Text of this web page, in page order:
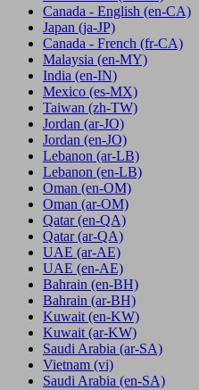
Canada - English (en-CA)
Japan (ja-JP)
Canada - French (fr-CA)
Malaysia (en-MY)
India (en-IN)
Mexico (es-MX)
Taiwan (zh-TW)
Jordan (ar-JO)
Jordan (en-JO)
Lebanon (ar-LB)
Lebanon (en-LB)
Oman (en-OM)
Oman (ar-OM)
Qatar (en-QA)
Qatar (ar-QA)
UAE (ar-AE)
UAE (en-AE)
Bahrain (en-BH)
Bahrain (ar-BH)
Kuwait (en-KW)
Kuwait (ar-KW)
Saudi Arabia (ar-SA)
Vietnam (vi)
Saudi Arabia (en-SA)